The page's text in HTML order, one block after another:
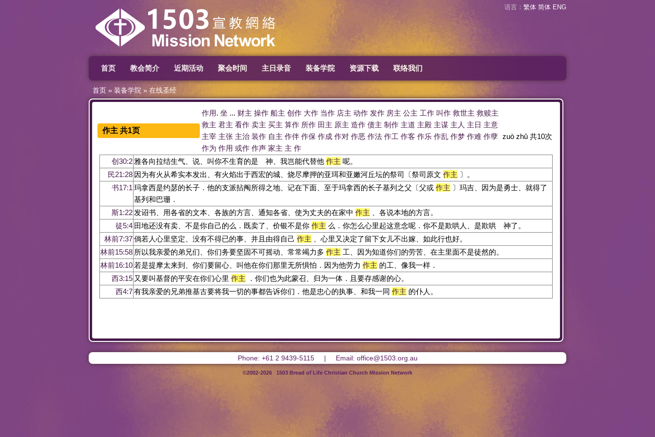
语言： 繁体 简体 ENG
首页 教会简介 近期活动 聚会时间 主日录音 装备学院 资源下载 联络我们
首页 » 装备学院 » 在线圣经
作主 共1页
作用. 坐 ... 财主 操作 船主 创作 大作 当作 店主 动作 发作 房主 公主 工作 叫作 救世主 救赎主
救主 君主 看作 卖主 买主 算作 所作 田主 原主 造作 债主 制作 主道 主殿 主谋 主人 主日 主意
主宰 主张 主治 装作 自主 作伴 作保 作成 作对 作恶 作法 作工 作客 作乐 作乱 作梦 作难 作孽
作为 作用 或作 作声 家主 主 作
zuò zhǔ 共10次
创30:2 雅各向拉结生气、说、叫你不生育的是 神、我岂能代替他 作主 呢。
民21:28 因为有火从希实本发出、有火焰出于西宏的城、烧尽摩押的亚珥和亚嫩河丘坛的祭司〔祭司原文 作主 〕。
书17:1 玛拿西是约瑟的长子．他的支派拈阄所得之地、记在下面、至于玛拿西的长子基列之父〔父或 作主 〕玛吉、因为是勇士、就得了
基列和巴珊．
斯1:22 发诏书、用各省的文本、各族的方言、通知各省、使为丈夫的在家中 作主 、各说本地的方言。
徒5:4 田地还没有卖、不是你自己的么．既卖了、价银不是你 作主 么．你怎么心里起这意念呢．你不是欺哄人、是欺哄 神了。
林前7:37倘若人心里坚定、没有不得已的事、并且由得自己 作主 、心里又决定了留下女儿不出嫁、如此行也好。
林前15:58 所以我亲爱的弟兄们、你们务要坚固不可摇动、常常竭力多 作主 工、因为知道你们的劳苦、在主里面不是徒然的。
林前16:10 若是提摩太来到、你们要留心、叫他在你们那里无所惧怕．因为他劳力 作主 的工、像我一样．
西3:15 又要叫基督的平安在你们心里 作主 ．你们也为此蒙召、归为一体．且要存感谢的心。
西4:7有我亲爱的兄弟推基古要将我一切的事都告诉你们．他是忠心的执事、和我一同 作主 的仆人。
Phone: +61 2 9439-5115 | Email: office@1503.org.au
©2002-2026 1503 Bread of Life Christian Church Mission Network